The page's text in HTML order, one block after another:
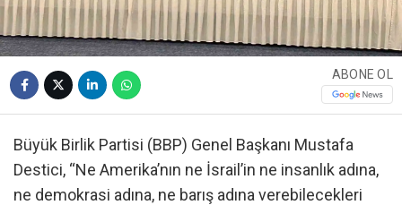
ABONE OL
Büyük Birlik Partisi (BBP) Genel Başkanı Mustafa
Destici, “Ne Amerika’nın ne İsrail’in ne insanlık adına,
ne demokrasi adına, ne barış adına verebilecekleri